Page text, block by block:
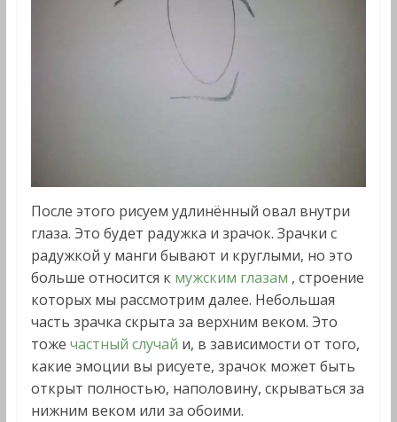
После этого рисуем удлинённый овал внутри
глаза. Это будет радужка и зрачок. Зрачки с
радужкой у манги бывают и круглыми, но это
больше относится к мужским глазам , строение
которых мы рассмотрим далее. Небольшая
часть зрачка скрыта за верхним веком. Это
тоже частный случай и, в зависимости от того,
какие эмоции вы рисуете, зрачок может быть
открыт полностью, наполовину, скрываться за
нижним веком или за обоими.